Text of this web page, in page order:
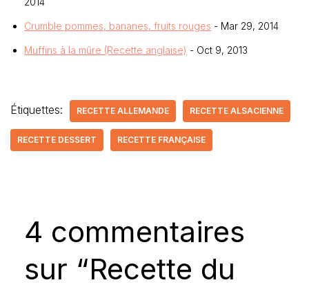
Crumble pommes, bananes, fruits rouges - Mar 29, 2014
Muffins à la mûre (Recette anglaise) - Oct 9, 2013
Étiquettes: RECETTE ALLEMANDE RECETTE ALSACIENNE
RECETTE DESSERT RECETTE FRANÇAISE
4 commentaires
sur “Recette du